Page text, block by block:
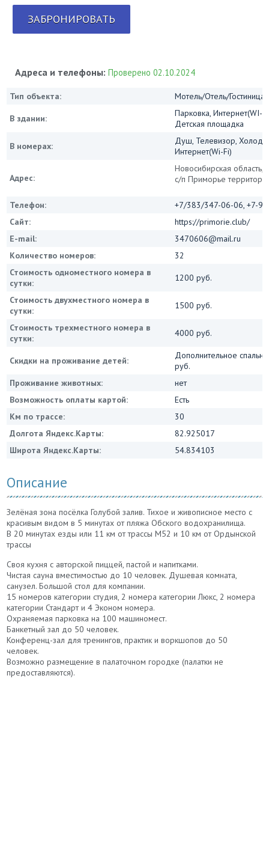
ЗАБРОНИРОВАТЬ
Адреса и телефоны:Проверено 02.10.2024
Тип объекта: Мотель/Отель/
В здании:
Парковка, Интернет(WI-
Детская площадка
В номерах:
Душ, Телевизор,
Интернет(Wi-Fi)
Адрес:
Новосибирская область,
с/п Приморье
Телефон:
+7/383/347-06-06, +7-
Сайт:
https://primorie.club/
E-mail:
3470606@mail.ru
Количество номеров:
32
Стоимость одноместного номера в
сутки:
1200 руб.
Стоимость двухместного номера в
сутки:
1500 руб.
Стоимость трехместного номера в
сутки:
4000 руб.
Скидки на проживание детей:
Дополнительное
руб.
Проживание животных:
нет
Возможность оплаты картой:
Есть
Км по трассе:
30
Долгота Яндекс.Карты:
82.925017
Широта Яндекс.Карты:
54.834103
Описание
Зелёная зона посёлка Голубой залив. Тихое и живописное место с
красивым видом в 5 минутах от пляжа Обского водохранилища.
В 20 минутах езды или 11 км от трассы М52 и 10 км от Ордынской
трассы
Своя кухня с авторской пиццей, пастой и напитками.
Чистая сауна вместимостью до 10 человек. Душевая комната,
санузел. Большой стол для компании.
15 номеров категории студия,2 номера категории Люкс, 2 номера
категории Стандарт и 4 Эконом номера.
Охраняемая парковкана 100 машиномест.
Банкетный зал до 50 человек.
Конференц-зал для тренингов, практик и воркшопов до 50
человек.
Возможно размещение в палаточном городке (палатки не
предоставляются).